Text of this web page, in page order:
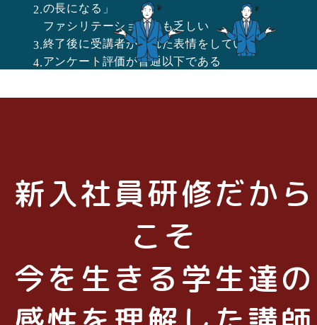
の長になる」
ファシリテーション力も乏しい
終了後に受講者が疲れた表情をしている
アンケート評価が普通以下である
思えない
新入社員研修だから
こそ
今を生きる学生達の